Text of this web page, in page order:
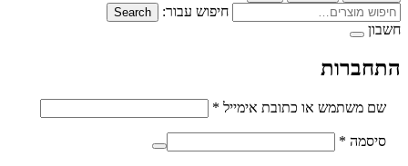
חיפוש עבור: Search
משתמש או כתובת אימייל*חובה
*חובה